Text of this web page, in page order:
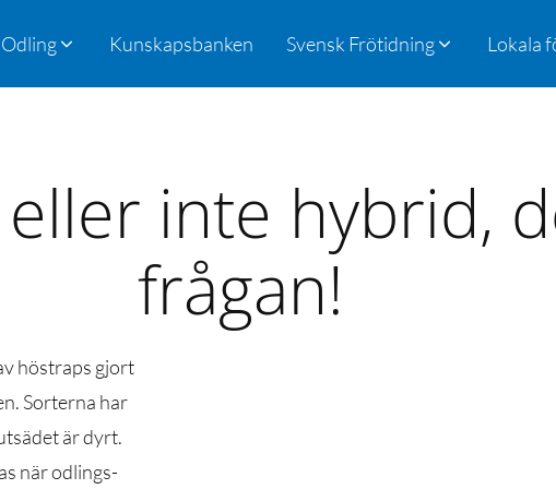
Odling Kunskapsbanken Svensk Frötidning Lokala
inte hybrid,
frågan!
höstraps gjort
Sorterna har
är dyrt.
när odlings-